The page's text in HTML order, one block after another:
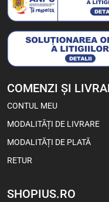
COMENZI ȘI
CONTUL MEU
MODALITĂȚI DE LIVRARE
MODALITĂȚI DE PLATĂ
RETUR
SHOPIUS.RO